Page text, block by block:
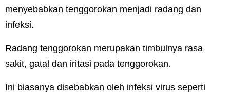
menyebabkan tenggorokan menjadi radang dan
infeksi.
Radang tenggorokan merupakan timbulnya rasa
sakit, gatal dan iritasi pada tenggorokan.
Ini biasanya disebabkan oleh infeksi virus seperti